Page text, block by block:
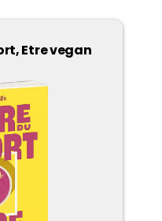
Etre vegan